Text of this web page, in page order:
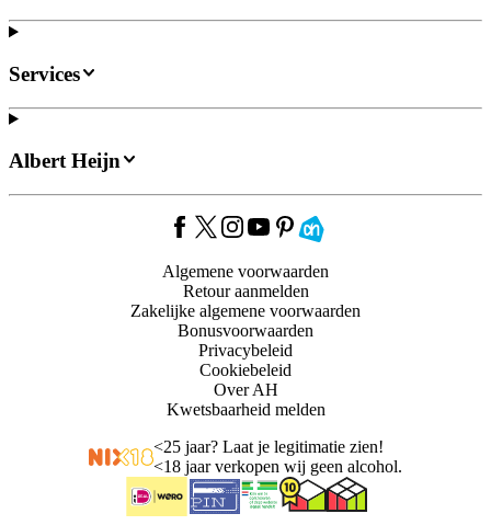
Services
Albert Heijn
Algemene voorwaarden
Retour aanmelden
Zakelijke algemene voorwaarden
Bonusvoorwaarden
Privacybeleid
Cookiebeleid
Over AH
Kwetsbaarheid melden
<25 jaar? Laat je legitimatie zien!
<18 jaar verkopen wij geen alcohol.